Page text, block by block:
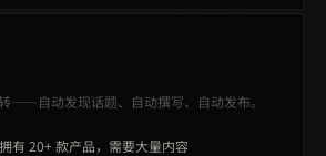
——自动发现话题、自动撰写、自动发布。
有 20+ 款产品，需要大量内容